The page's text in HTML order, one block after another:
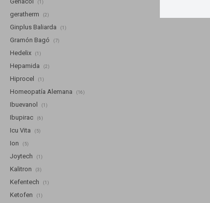
(1)
geratherm (2)
Ginplus Baliarda (1)
Gramón Bagó (7)
Hedelix (1)
Hepamida (2)
Hiprocel (1)
Homeopatía Alemana (16)
Ibuevanol (1)
Ibupirac (6)
Icu Vita (5)
Ion (5)
Joytech (1)
Kalitron (3)
Kefentech (1)
Ketofen (1)